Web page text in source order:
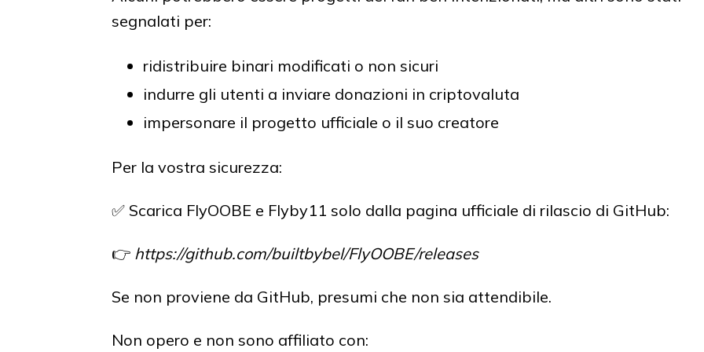
segnalati per:
ridistribuire binari modificati o non sicuri
indurre gli utenti a inviare donazioni in criptovaluta
impersonare il progetto ufficiale o il suo creatore
Per la vostra sicurezza:
✅ Scarica FlyOOBE e Flyby11 solo dalla pagina ufficiale di rilascio di GitHub:
👉 https://github.com/builtbybel/FlyOOBE/releases
Se non proviene da GitHub, presumi che non sia attendibile.
Non opero e non sono affiliato con: